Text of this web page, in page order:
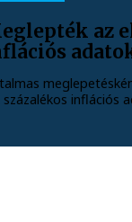
az
százalékos inflációs